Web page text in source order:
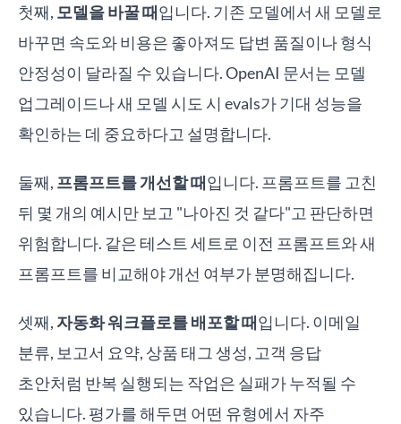
첫째, 모델을 바꿀 때입니다. 기존 모델에서 새 모델로
바꾸면 속도와 비용은 좋아져도 답변 품질이나 형식
안정성이 달라질 수 있습니다. OpenAI 문서는 모델
업그레이드나 새 모델 시도 시 evals가 기대 성능을
확인하는 데 중요하다고 설명합니다.
둘째, 프롬프트를 개선할 때입니다. 프롬프트를 고친
뒤 몇 개의 예시만 보고 "나아진 것 같다"고 판단하면
위험합니다. 같은 테스트 세트로 이전 프롬프트와 새
프롬프트를 비교해야 개선 여부가 분명해집니다.
셋째, 자동화 워크플로를 배포할 때입니다. 이메일
분류, 보고서 요약, 상품 태그 생성, 고객 응답
초안처럼 반복 실행되는 작업은 실패가 누적될 수
있습니다. 평가를 해두면 어떤 유형에서 자주